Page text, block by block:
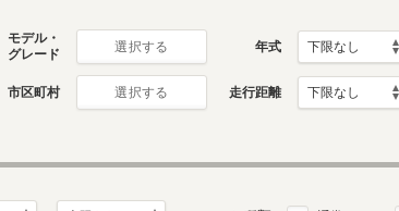
モデル・
グレード
選択する 年式
市区町村 選択する 走行距離